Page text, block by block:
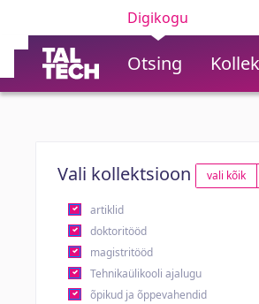
Digikogu
Otsing
Vali kollektsioon vali kõik
artiklid
doktoritööd
magistritööd
Tehnikaülikooli ajalugu
õpikud ja õppevahendid